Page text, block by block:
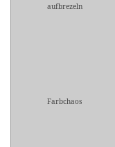
aufbrezeln
Farbchaos